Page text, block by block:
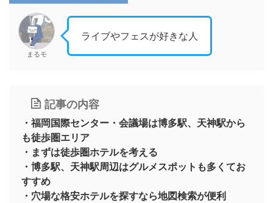
まるモ
ライブやフェスが好きな人
記事の内容
・福岡国際センター・会議場は博多駅、天神駅から
も徒歩圏エリア
・まずは徒歩圏ホテルを考える
・博多駅、天神駅周辺はグルメスポットも多くてお
すすめ
・穴場な格安ホテルを探すなら地図検索が便利